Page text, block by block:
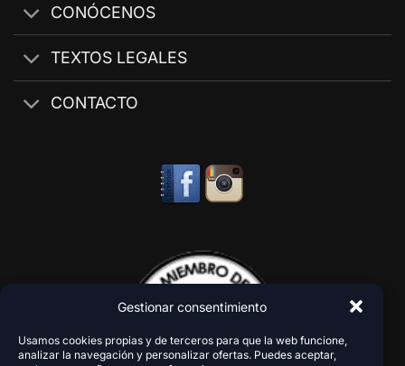
Gestionar consentimiento
Usamos cookies propias y de terceros para que la web funcione,
analizar la navegación y personalizar ofertas. Puedes aceptar,
CONÓCENOS
TEXTOS LEGALES
CONTACTO